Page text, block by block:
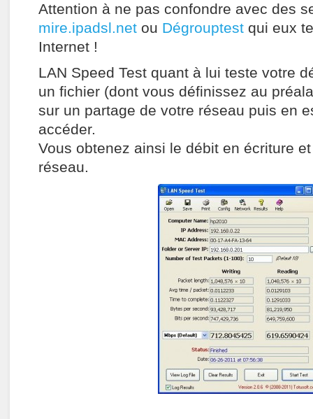
Attention à ne pas confondre avec des
mire.ipadsl.net ou Dégrouptest qui eux
Internet !
LAN Speed Test quant à lui teste votre
un fichier (dont vous définissez au
sur un partage de votre réseau puis en
accéder.
Vous obtenez ainsi le débit en écriture
réseau.